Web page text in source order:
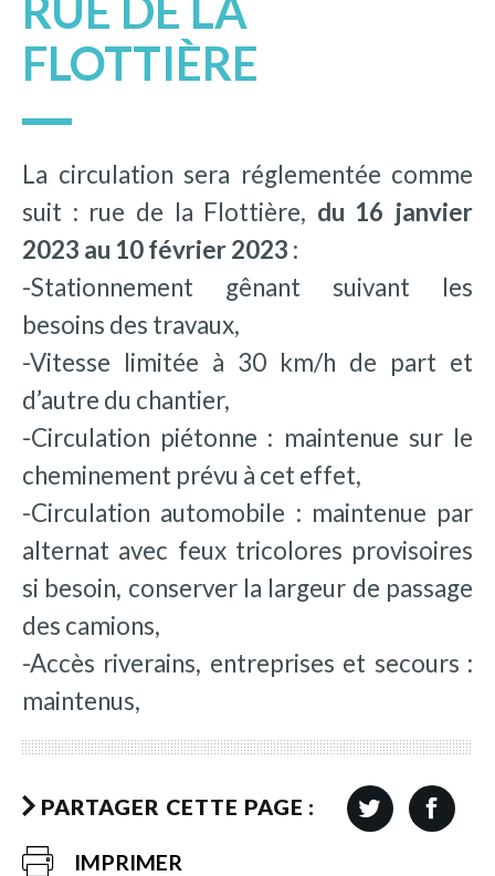
RUE DE LA
FLOTTIÈRE
La circulation sera réglementée comme
suit : rue de la Flottière, du 16 janvier
2023 au 10 février 2023 :
-Stationnement gênant suivant les
besoins des travaux,
-Vitesse limitée à 30 km/h de part et
d’autre du chantier,
-Circulation piétonne : maintenue sur le
cheminement prévu à cet effet,
-Circulation automobile : maintenue par
alternat avec feux tricolores provisoires
si besoin, conserver la largeur de passage
des camions,
-Accès riverains, entreprises et secours :
maintenus,
PARTAGER CETTE PAGE :
IMPRIMER